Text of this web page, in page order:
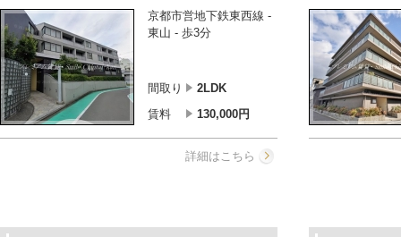
京都市営地下鉄東西線 -
東山 - 歩3分
間取り
2LDK
賃料
130,000円
詳細はこちら